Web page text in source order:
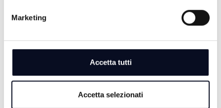
Marketing
Accetta tutti
Accetta selezionati
BUONA CUCINA E CAMMINI RELIGIOSI
10/08/2020
5 ANNI FA
MADE IN ROMAGNA: CASA MUSEO
FRANCESCO BARACCA 20/07/2020